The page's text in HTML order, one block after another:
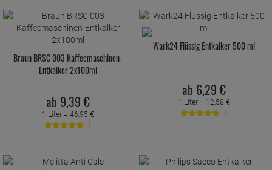
Braun BRSC 003 Kaffeemaschinen-
Entkalker 2x100ml
ab 9,39 €
1 Liter = 46,95 €
1
Wark24 Flüssig Entkalker 500 ml
ab 6,29 €
1 Liter = 12,58 €
1